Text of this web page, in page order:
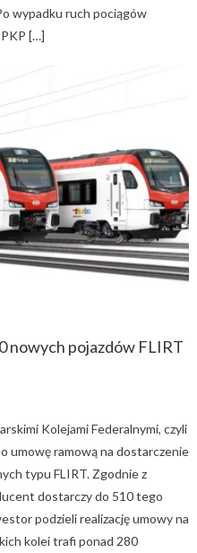
wypadku ruch pociągów
[…]
nowych pojazdów FLIRT
Kolejami Federalnymi, czyli
umowę ramową na dostarczenie
typu FLIRT. Zgodnie z
dostarczy do 510 tego
podzieli realizację umowy na
kolei trafi ponad 280